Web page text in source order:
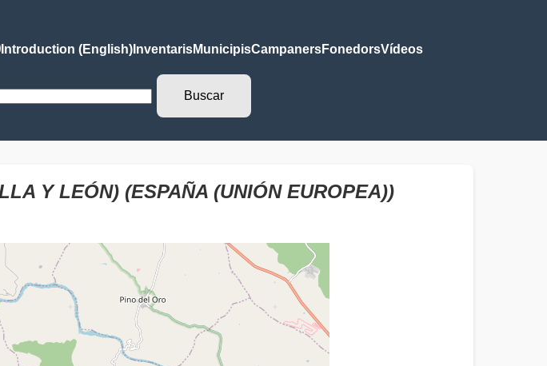
Introduction (English)InventarisMunicipisCampanersFonedorsVídeos
Y LEÓN) (ESPAÑA (UNIÓN EUROPEA))